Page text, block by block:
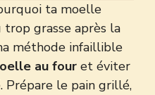
ta moelle
grasse après la
méthode infaillible
au four et éviter
Prépare le pain grillé,